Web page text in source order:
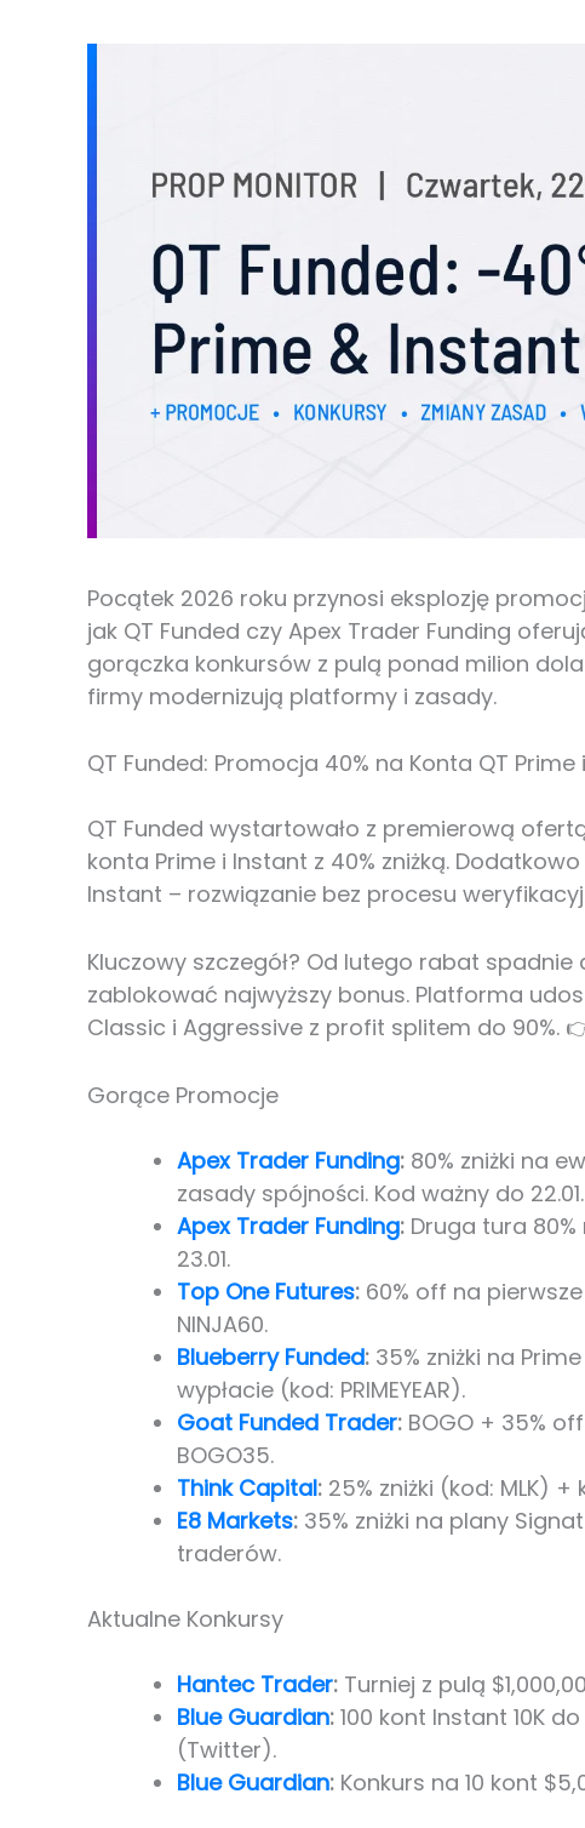
Pocątek 2026 roku przynosi eksplozję
jak QT Funded czy Apex Trader Funding
gorączka konkursów z pulą ponad milion
firmy modernizują platformy i zasady.
QT Funded: Promocja 40% na Konta QT Prime
QT Funded wystartowało z premierową
konta Prime i Instant z 40% zniżką.
Instant – rozwiązanie bez procesu
Kluczowy szczegół? Od lutego rabat spadnie
zablokować najwyższy bonus. Platforma
Classic i Aggressive z profit splitem do 90%.
Gorące Promocje
Apex Trader Funding: 80% zniżki na
zasady spójności. Kod ważny do 22.01.
Apex Trader Funding: Druga tura
23.01.
Top One Futures: 60% off na
NINJA60.
Blueberry Funded: 35% zniżki na
wypłacie (kod: PRIMEYEAR).
Goat Funded Trader: BOGO + 35%
BOGO35.
Think Capital: 25% zniżki (kod: MLK)
E8 Markets: 35% zniżki na plany
traderów.
Aktualne Konkursy
Hantec Trader: Turniej z pulą
Blue Guardian: 100 kont Instant 10K
(Twitter).
Blue Guardian: Konkurs na 10 kont